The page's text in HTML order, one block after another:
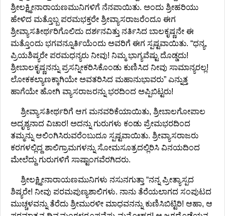
ಶ್ರೀಲಕ್ಷ್ಮೀನಾರಾಯಣಮುನಿಗಳಿಗೆ ನೆನಪಾಯಿತು. ಅಂದು ಶ್ರೀಹರಿಯು
ಹೇಳಿದ ಮತ್ತೊಬ್ಬ ಪರಮಭಕ್ತರೇ ಶ್ರೀವ್ಯಾಸರಾಜರೆಂದೂ ಈಗ
ಶ್ರೀವ್ಯಾಸತೀರ್ಥರಿಗೊಲಿದು ದರ್ಶನವಿತ್ತು ನರ್ತಿಸಿದ ಬಾಲಕೃಷ್ಣನೇ ಈ
ಮತ್ತೊಂದು ಭಗವನ್ನೂರ್ತಿಯೆಂದು ಅವರಿಗೆ ಈಗ ಸ್ಪಷ್ಟವಾಯಿತು. “ಧನ್ಯ,
ಪ್ರಿಯಶಿಷ್ಯರೇ ಪರಮಧನ್ಯರು ನೀವು! ನಿಮ್ಮ ಭಾಗ್ಯವೆಷ್ಟು ದೊಡ್ಡದು!
ಶ್ರೀಬಾಲಕೃಷ್ಣನನ್ನು ಪ್ರಸನ್ನೀಕರಿಸಿಕೊಂಡು ಕುಣಿಸಿದ ನೀವು ಸಾಮಾನ್ಯರಲ್ಲ!
ಲೋಕಕಲ್ಯಾಣಕ್ಕಾಗಿಯೇ ಅವತರಿಸಿದ ಮಹಾನುಭಾವರು” ಎನ್ನುತ್ತ
ಹಾಗೆಯೇ ಹೋಗಿ ವ್ಯಾಸರಾಜರನ್ನು ಭರದಿಂದ ಅಪ್ಪಿಬಿಟ್ಟರು!
ಶ್ರೀವ್ಯಾಸತೀರ್ಥರಿಗೆ ಆಗ ಮನವರಿಕೆಯಾಯಿತು, ಶ್ರೀಬಾಲಗೋಪಾಲ
ಅದೃಶ್ಯನಾದ ವಿಚಾರ! ಅದನ್ನು ಗುರುಗಳು ಕಂಡು ಪ್ರೇಮಭರದಿಂದ
ತಮ್ಮನ್ನು ಆಲಿಂಗಿಸಿರುವರೆಂಬುದೂ ಸ್ಪಷ್ಟವಾಯಿತು. ಶ್ರೀವ್ಯಾಸರಾಜರು
ಕರಗಳಲ್ಲಿದ್ದ ಶಾಲಿಗ್ರಾಮಗಳನ್ನು ಸೋಮಸೂತ್ರದಲ್ಲಿರಿಸಿ ವಿನಯದಿಂದ
ಮೇಲೆದ್ದು ಗುರುಗಳಿಗೆ ಸಾಷ್ಟಾಂಗವೆರಗಿದರು.
ಶ್ರೀಲಕ್ಷ್ಮೀನಾರಾಯಣಮುನಿಗಳು ನಸುನಗುತ್ತಾ “ನನ್ನ ಪ್ರೀತ್ಯಾಸ್ಪದ
ಶಿಷ್ಯರೇ! ನೀವು ಪರಮಪುಣ್ಯಶಾಲಿಗಳು. ನಾನು ತೆರೆಯಲಾಗದ ಸಂಪುಟದ
ಮುಚ್ಚಳವನ್ನು ತೆರೆದು ಶ್ರೀಮುರಳೀ ಮಾಧವನನ್ನು ಕುಣಿಸಿಬಿಟ್ಟಿರಿ! ಆಹಾ, ಆ